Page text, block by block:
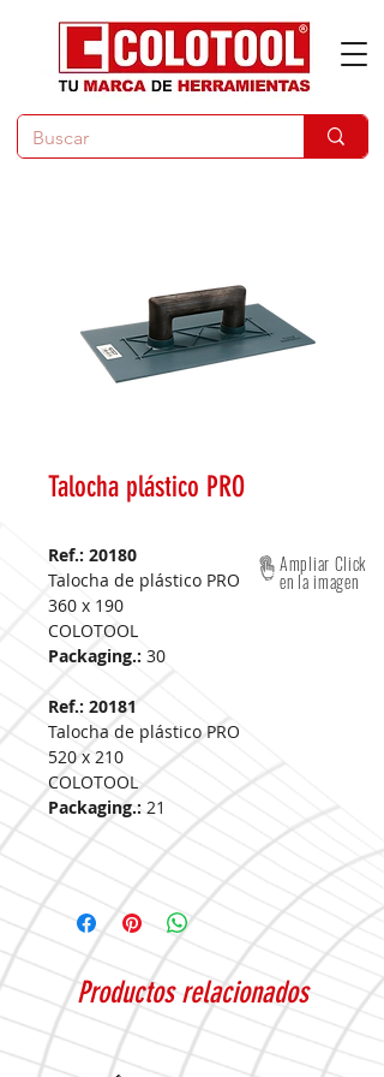
Talocha plástico PRO
Ref.: 20180
Talocha de plástico PRO
360 x 190
COLOTOOL
Packaging.: 30
Ref.: 20181
Talocha de plástico PRO
520 x 210
COLOTOOL
Packaging.: 21
Ampliar Click
en la imagen
Productos relacionados